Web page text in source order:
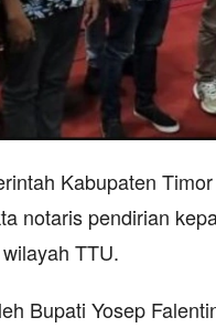
Kabupaten
notaris pendirian
TTU.
Bupati Yosep